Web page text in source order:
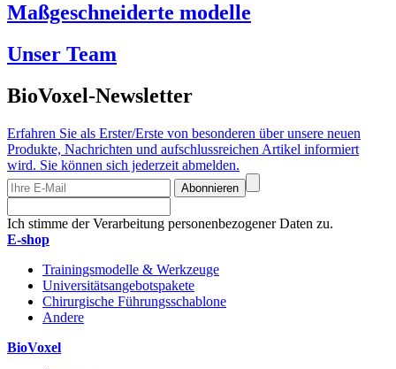
Maßgeschneiderte modelle
Unser Team
BioVoxel-Newsletter
Erfahren Sie als Erster/Erste von besonderen über unsere neuen
Produkte, Nachrichten und aufschlussreichen Artikel informiert
wird. Sie können sich jederzeit abmelden.
Abonnieren
Ich stimme der Verarbeitung personenbezogener Daten zu.
E-shop
Trainingsmodelle & Werkzeuge
Universitätsangebotspakete
Chirurgische Führungsschablone
Andere
BioVoxel